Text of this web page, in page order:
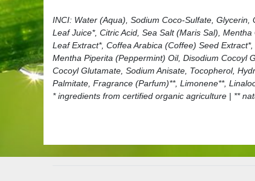
INCI: Water (Aqua), Sodium Coco-Sulfate,
Leaf Juice*, Citric Acid, Sea Salt (Maris Sal),
Leaf Extract*, Coffea Arabica (Coffee) Seed
Mentha Piperita (Peppermint) Oil, Disodium Cocoyl
Cocoyl Glutamate, Sodium Anisate, Tocopherol,
Palmitate, Fragrance (Parfum)**, Limonene**,
* ingredients from certified organic agriculture | **